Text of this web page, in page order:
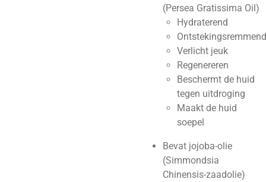
(Persea Gratissima Oil)
Hydraterend
Ontstekingsremmend
Verlicht jeuk
Regenereren
Beschermt de huid
tegen uitdroging
Maakt de huid
soepel
Bevat jojoba-olie
(Simmondsia
Chinensis-zaadolie)